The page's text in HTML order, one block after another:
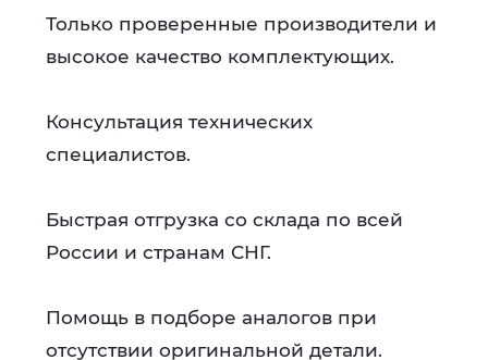
Только проверенные производители и
высокое качество комплектующих.
Консультация технических
специалистов.
Быстрая отгрузка со склада по всей
России и странам СНГ.
Помощь в подборе аналогов при
отсутствии оригинальной детали.